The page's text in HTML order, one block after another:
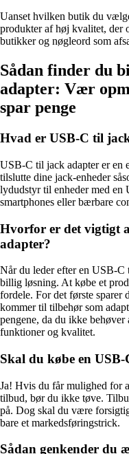
Uanset hvilken butik du
produkter af høj kvalitet, der
butikker og nøgleord som
Sådan finder du
adapter: Vær
spar penge
Hvad er USB-C til
USB-C til jack adapter er en
tilslutte dine jack-enheder
lydudstyr til enheder med en
smartphones eller bærbare
Hvorfor er det vigtigt
adapter?
Når du leder efter en USB-C
billig løsning. At købe et
fordele. For det første
kommer til tilbehør som
pengene, da du ikke behøver
funktioner og kvalitet.
Skal du købe en
Ja! Hvis du får mulighed for
tilbud, bør du ikke tøve.
på. Dog skal du være
bare et markedsføringstrick.
Sådan genkender du